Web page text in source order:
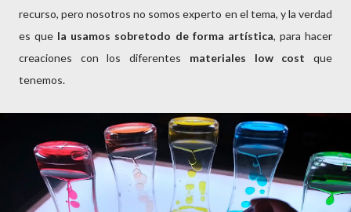
recurso, pero nosotros no somos experto en el tema, y la verdad
es que la usamos sobretodo de forma artística, para hacer
creaciones con los diferentes materiales low cost que
tenemos.